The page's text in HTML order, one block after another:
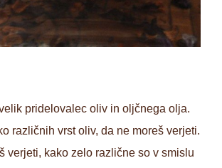
pridelovalec oliv in oljčnega olja.
različnih vrst oliv, da ne moreš verjeti.
verjeti, kako zelo različne so v smislu